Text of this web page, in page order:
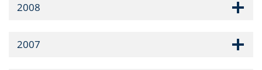
2008
2007